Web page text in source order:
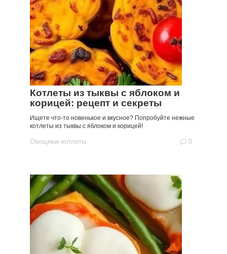
Котлеты из тыквы с яблоком и
корицей: рецепт и секреты
Ищете что-то новенькое и вкусное? Попробуйте нежные
котлеты из тыквы с яблоком и корицей!
Овощные котлеты 0